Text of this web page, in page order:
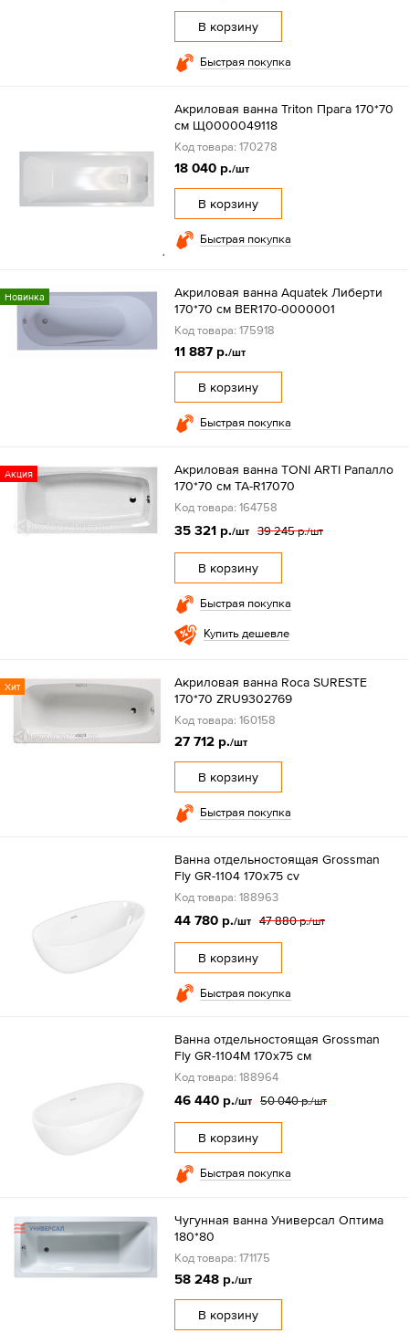
В корзину
Быстрая покупка
Акриловая ванна Triton Прага 170*70
см Щ0000049118
Код товара: 170278
18 040 р./шт
В корзину
Быстрая покупка
Новинка
Акриловая ванна Aquatek Либерти
170*70 см BER170-0000001
Код товара: 175918
11 887 р./шт
В корзину
Быстрая покупка
Акция
Акриловая ванна TONI ARTI Рапалло
170*70 см TA-R17070
Код товара: 164758
35 321 р./шт 39 245 р./шт
В корзину
Быстрая покупка
Купить дешевле
Хит
Акриловая ванна Roca SURESTE
170*70 ZRU9302769
Код товара: 160158
27 712 р./шт
В корзину
Быстрая покупка
Ванна отдельностоящая Grossman
Fly GR-1104 170х75 cv
Код товара: 188963
44 780 р./шт 47 880 р./шт
В корзину
Быстрая покупка
Ванна отдельностоящая Grossman
Fly GR-1104M 170х75 см
Код товара: 188964
46 440 р./шт 50 040 р./шт
В корзину
Быстрая покупка
Чугунная ванна Универсал Оптима
180*80
Код товара: 171175
58 248 р./шт
В корзину